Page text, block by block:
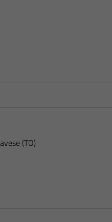
(TO)